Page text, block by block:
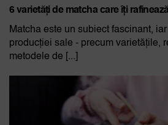
6 varietăți de matcha care îți
Matcha este un subiect fascinant,
producției sale - precum varietățile,
metodele de [...]